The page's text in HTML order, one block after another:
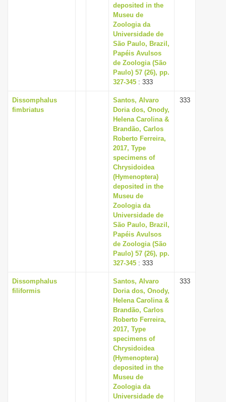
deposited in the
Museu de
Zoologia da
Universidade de
São Paulo, Brazil,
Papéis Avulsos
de Zoologia (São
Paulo) 57 (26), pp.
327-345 : 333
Dissomphalus
fimbriatus
Santos, Alvaro
Doria dos, Onody,
Helena Carolina &
Brandão, Carlos
Roberto Ferreira,
2017, Type
specimens of
Chrysidoidea
(Hymenoptera)
deposited in the
Museu de
Zoologia da
Universidade de
São Paulo, Brazil,
Papéis Avulsos
de Zoologia (São
Paulo) 57 (26), pp.
327-345 : 333
333
Dissomphalus
filiformis
Santos, Alvaro
Doria dos, Onody,
Helena Carolina &
Brandão, Carlos
Roberto Ferreira,
2017, Type
specimens of
Chrysidoidea
(Hymenoptera)
deposited in the
Museu de
Zoologia da
Universidade de
333